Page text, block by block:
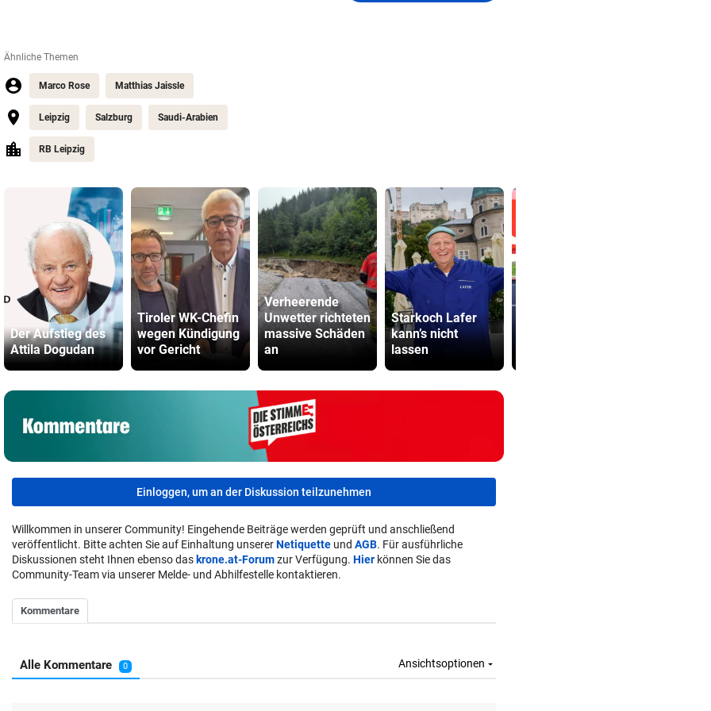
Ähnliche Themen
Marco Rose Matthias Jaissle
Leipzig Salzburg Saudi-Arabien
RB Leipzig
Der Aufstieg des
Attila Dogudan
Tiroler WK-Chefin
wegen Kündigung
vor Gericht
Verheerende
Unwetter richteten
massive Schäden
an
Starkoch Lafer
kann’s nicht
lassen
Einloggen, um an der Diskussion teilzunehmen
Willkommen in unserer Community! Eingehende Beiträge werden geprüft und anschließend
veröffentlicht. Bitte achten Sie auf Einhaltung unsererNetiquette und AGB. Für ausführliche
Diskussionen steht Ihnen ebenso das krone.at-Forumzur Verfügung. Hier können Sie das
Community-Team via unserer Melde- und Abhilfestelle kontaktieren.